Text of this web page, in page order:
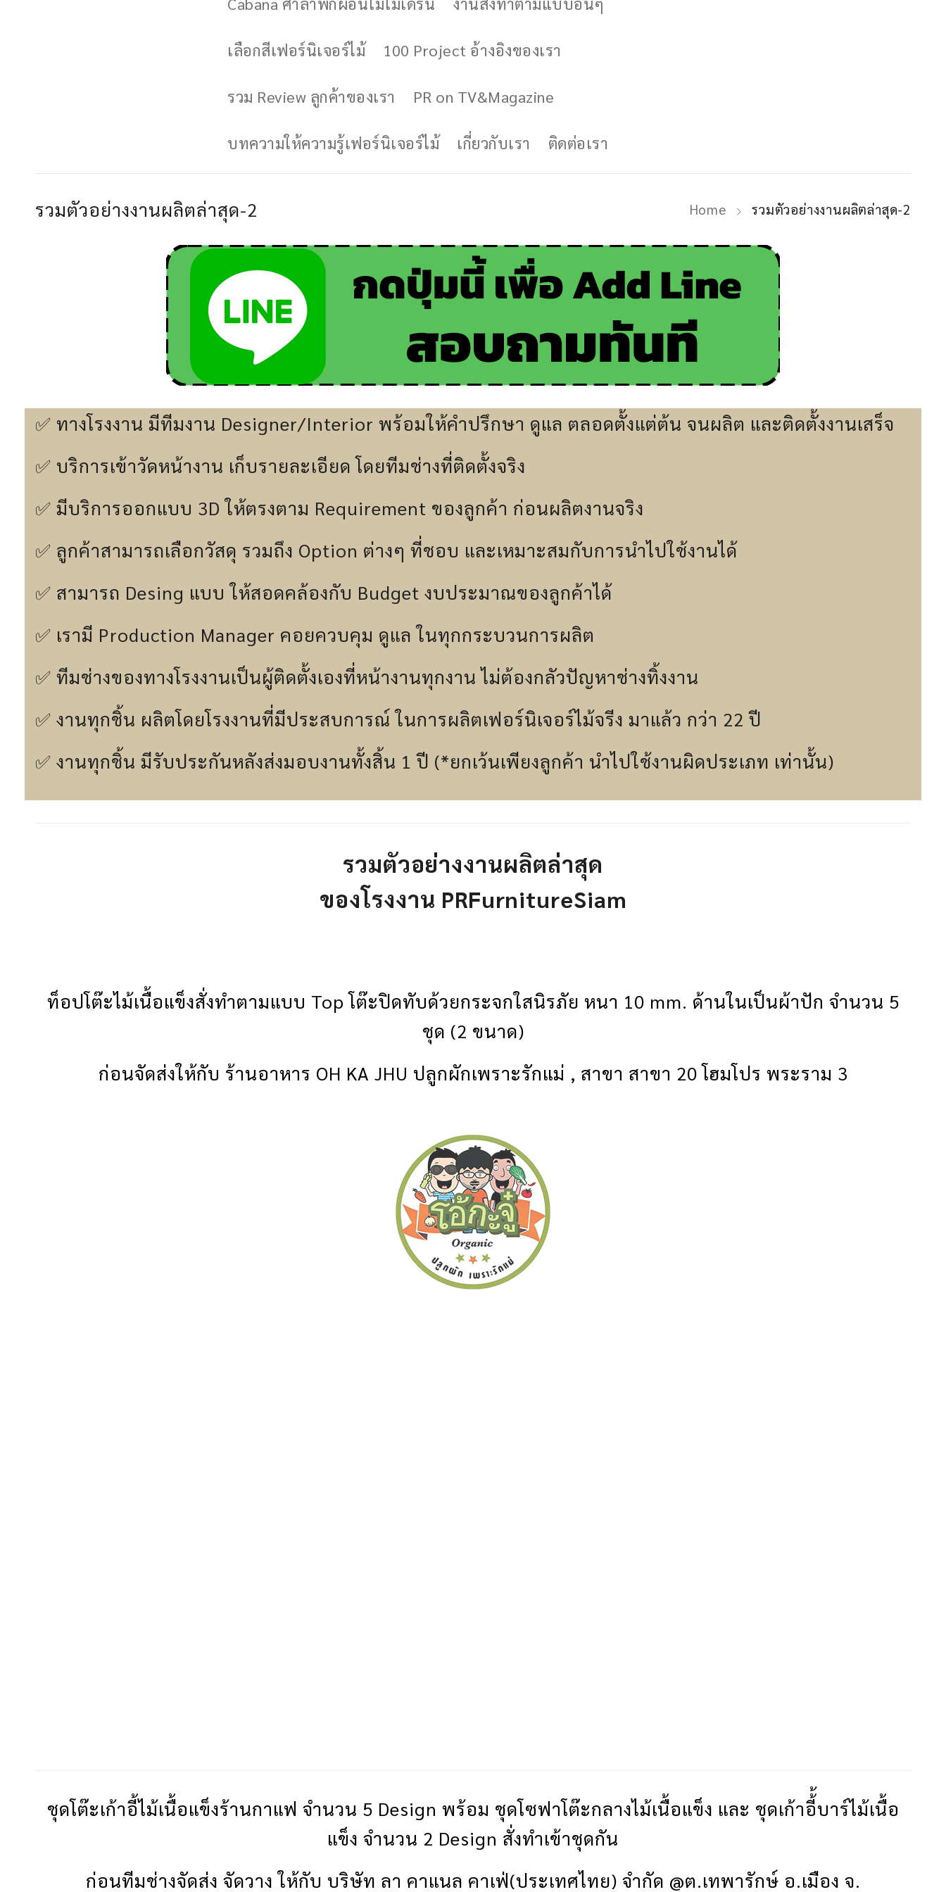
เลือกสีเฟอร์นิเจอร์ไม้ 100 Project อ้างอิงของเรา
รวม Review ลูกค้าของเรา PR on TV&Magazine
บทความให้ความรู้เฟอร์นิเจอร์ไม้ เกี่ยวกับเรา ติดต่อเรา
Home รวมตัวอย่างงานผลิตล่าสุด-2
รวมตัวอย่างงานผลิตล่าสุด-2
✅ ทางโรงงาน มีทีมงาน Designer/Interior พร้อมให้คำปรึกษา ดูแล ตลอดตั้งแต่ต้น จนผลิต และติดตั้งงานเสร็จ
✅ บริการเข้าวัดหน้างาน เก็บรายละเอียด โดยทีมช่างที่ติดตั้งจริง
✅ มีบริการออกแบบ 3D ให้ตรงตาม Requirement ของลูกค้า ก่อนผลิตงานจริง
✅ ลูกค้าสามารถเลือกวัสดุ รวมถึง Option ต่างๆ ที่ชอบ และเหมาะสมกับการนำไปใช้งานได้
✅ สามารถ Desing แบบ ให้สอดคล้องกับ Budget งบประมาณของลูกค้าได้
✅ เรามี Production Manager คอยควบคุม ดูแล ในทุกกระบวนการผลิต
✅ ทีมช่างของทางโรงงานเป็นผู้ติดตั้งเองที่หน้างานทุกงาน ไม่ต้องกลัวปัญหาช่างทิ้งงาน
✅ งานทุกชิ้น ผลิตโดยโรงงานที่มีประสบการณ์ ในการผลิตเฟอร์นิเจอร์ไม้จรีง มาแล้ว กว่า 22 ปี
✅ งานทุกชิ้น มีรับประกันหลังส่งมอบงานทั้งสิ้น 1 ปี (*ยกเว้นเพียงลูกค้า นำไปใช้งานผิดประเภท เท่านั้น)
รวมตัวอย่างงานผลิตล่าสุด
ของโรงงาน PRFurnitureSiam
ท็อปโต๊ะไม้เนื้อแข็งสั่งทำตามแบบ Top โต๊ะปิดทับด้วยกระจกใสนิรภัย หนา 10 mm. ด้านในเป็นผ้าปัก จำนวน 5
ชุด (2 ขนาด)
ก่อนจัดส่งให้กับ ร้านอาหาร OH KA JHU ปลูกผักเพราะรักแม่ , สาขา สาขา 20 โฮมโปร พระราม 3
ชุดโต๊ะเก้าอี้ไม้เนื้อแข็งร้านกาแฟ จำนวน 5 Design พร้อม ชุดโซฟาโต๊ะกลางไม้เนื้อแข็ง และ ชุดเก้าอี้้บาร์ไม้เนื้อ
แข็ง จำนวน 2 Design สั่งทำเข้าชุดกัน
ก่อนทีมช่างจัดส่ง จัดวาง ให้กับ บริษัท ลา คาแนล คาเฟ่(ประเทศไทย) จำกัด @ต.เทพารักษ์ อ.เมือง จ.